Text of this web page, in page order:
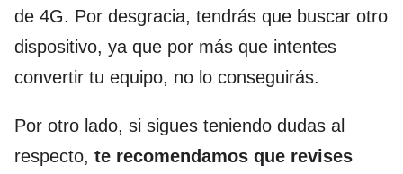
de 4G. Por desgracia, tendrás que buscar otro
dispositivo, ya que por más que intentes
convertir tu equipo, no lo conseguirás.
Por otro lado, si sigues teniendo dudas al
respecto, te recomendamos que revises